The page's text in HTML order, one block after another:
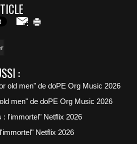
:
men" de doPE Org Music 2026
Netflix 2026